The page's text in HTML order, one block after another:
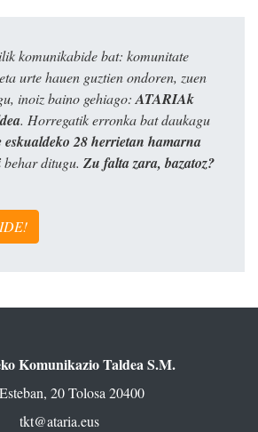
komunikabide bat: komunitate
urte hauen guztien ondoren, zuen
inoiz baino gehiago: ATARIAk
. Horregatik erronka bat daukagu
eskualdeko 28 herrietan hamarna
behar ditugu. Zu falta zara, bazatoz?
Komunikazio Taldea S.M.
20 Tolosa 20400
tkt@ataria.eus